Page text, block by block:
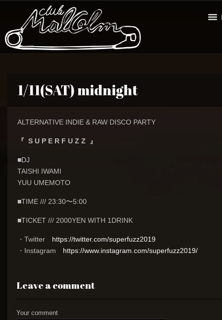
1/11(SAT) midnight
ALTERNATIVE INDIE & RAW DISCO PARTY
『 S U P E R F U Z Z 』
■DJ
TAISHI IWAMI
YUU UMEMOTO
■TIME /// 23:30〜5:00
■TICKET /// 2000YEN WITH 1DRINK
・Twitter https://twitter.com/superfuzz2019
・Instagram https://www.instagram.com/superfuzz2019/
Leave a comment
Your comment